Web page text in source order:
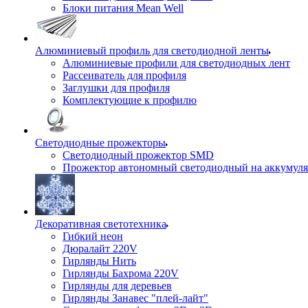
Блоки питания Mean Well
Алюминиевый профиль для светодиодной ленты
Алюминиевые профили для светодиодных лент
Рассеиватель для профиля
Заглушки для профиля
Комплектующие к профилю
Светодиодные прожекторы
Светодиодный прожектор SMD
Прожектор автономный светодиодный на
Декоративная светотехника
Гибкий неон
Дюралайт 220V
Гирлянды Нить
Гирлянды Бахрома 220V
Гирлянды для деревьев
Гирлянды Занавес "плей-лайт"